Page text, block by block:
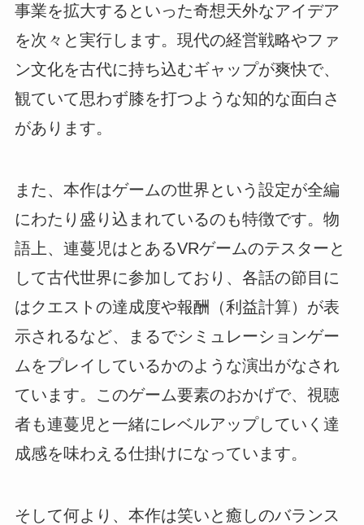
事業を拡大するといった奇想天外なアイデア
を次々と実行します。現代の経営戦略やファ
ン文化を古代に持ち込むギャップが爽快で、
観ていて思わず膝を打つような知的な面白さ
があります。
また、本作はゲームの世界という設定が全編
にわたり盛り込まれているのも特徴です。物
語上、連蔓児はとあるVRゲームのテスターと
して古代世界に参加しており、各話の節目に
はクエストの達成度や報酬（利益計算）が表
示されるなど、まるでシミュレーションゲー
ムをプレイしているかのような演出がなされ
ています。このゲーム要素のおかげで、視聴
者も連蔓児と一緒にレベルアップしていく達
成感を味わえる仕掛けになっています。
そして何より、本作は笑いと癒しのバランス